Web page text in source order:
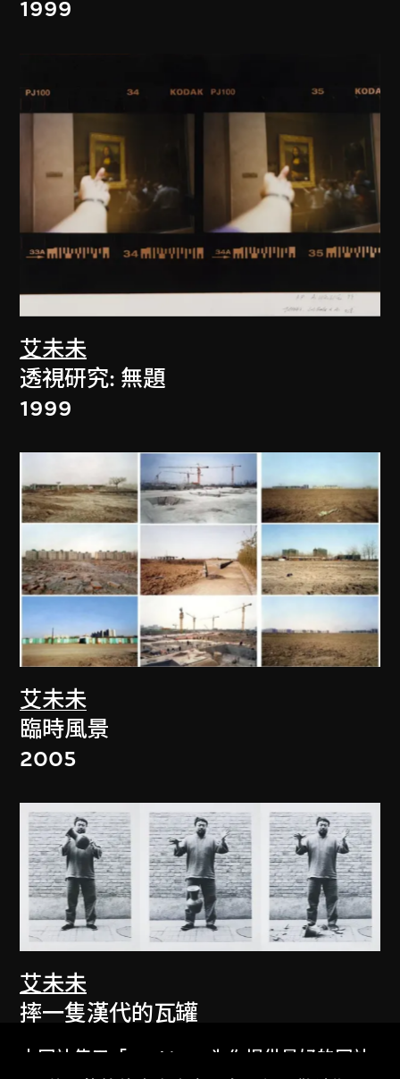
1999
艾未未
透視研究: 無題
1999
艾未未
臨時風景
2005
艾未未
摔一隻漢代的瓦罐
1995
本网站使用「Cookies」为你提供最好的网站